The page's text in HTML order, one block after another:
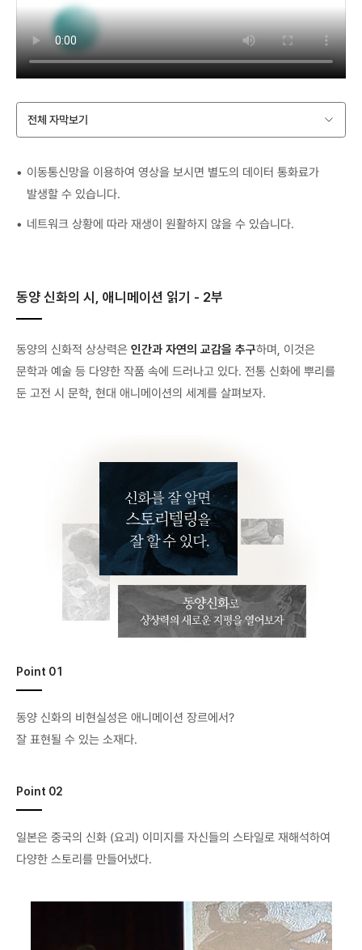
전체 자막보기
이동통신망을 이용하여 영상을 보시면 별도의 데이터 통화료가
발생할 수 있습니다.
네트워크 상황에 따라 재생이 원활하지 않을 수 있습니다.
동양 신화의 시, 애니메이션 읽기 - 2부
동양의 신화적 상상력은 인간과 자연의 교감을 추구하며, 이것은
문학과 예술 등 다양한 작품 속에 드러나고 있다. 전통 신화에 뿌리를
둔 고전 시 문학, 현대 애니메이션의 세계를 살펴보자.
Point 01
동양 신화의 비현실성은 애니메이션 장르에서?
잘 표현될 수 있는 소재다.
Point 02
일본은 중국의 신화 (요괴) 이미지를 자신들의 스타일로 재해석하여
다양한 스토리를 만들어냈다.